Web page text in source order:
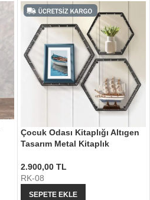
Çocuk Odası Kitaplığı Altıgen
Tasarım Metal Kitaplık
2.900,00 TL
RK-08
SEPETE EKLE